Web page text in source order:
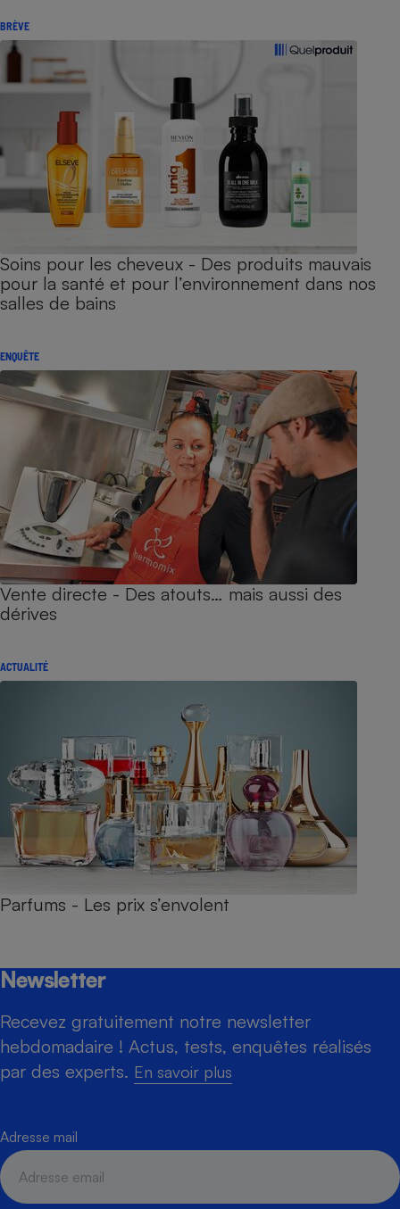
BRÈVE
Soins pour les cheveux - Des produits mauvais
pour la santé et pour l’environnement dans nos
salles de bains
ENQUÊTE
Vente directe - Des atouts… mais aussi des
dérives
ACTUALITÉ
Parfums - Les prix s’envolent
Newsletter
Recevez gratuitement notre newsletter
hebdomadaire ! Actus, tests, enquêtes réalisés
par des experts. En savoir plus
Adresse mail